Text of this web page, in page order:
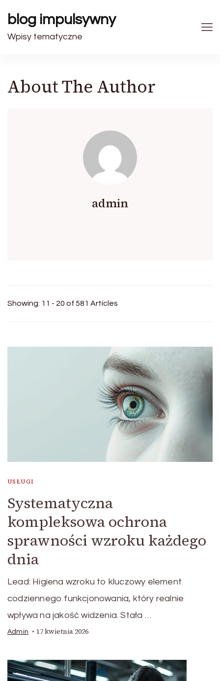
blog impulsywny
Wpisy tematyczne
About The Author
admin
Showing: 11 - 20 of 581 Articles
USŁUGI
Systematyczna
kompleksowa ochrona
sprawności wzroku każdego
dnia
Lead: Higiena wzroku to kluczowy element
codziennego funkcjonowania, który realnie
wpływa na jakość widzenia. Stała …
Admin 17 kwietnia 2026